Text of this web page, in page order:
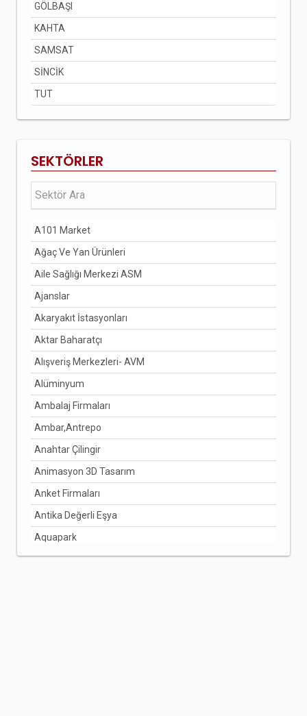
GÖLBAŞI
KAHTA
SAMSAT
SİNCİK
TUT
SEKTÖRLER
A101 Market
Ağaç Ve Yan Ürünleri
Aile Sağlığı Merkezi ASM
Ajanslar
Akaryakıt İstasyonları
Aktar Baharatçı
Alışveriş Merkezleri- AVM
Alüminyum
Ambalaj Firmaları
Ambar,Antrepo
Anahtar Çilingir
Animasyon 3D Tasarım
Anket Firmaları
Antika Değerli Eşya
Aquapark
Arabuluculuk Hizmetleri